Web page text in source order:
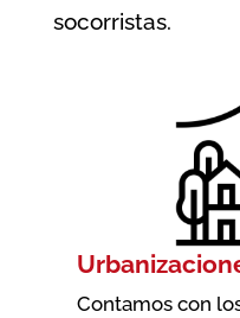
socorristas.
Contamos con